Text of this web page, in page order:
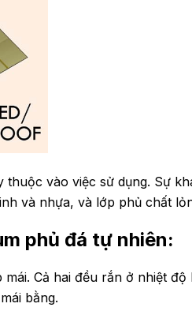
vào việc sử dụng. Sự
và nhựa, và lớp phủ chất
phủ đá tự nhiên:
Cả hai đều rắn ở nhiệt
bằng.